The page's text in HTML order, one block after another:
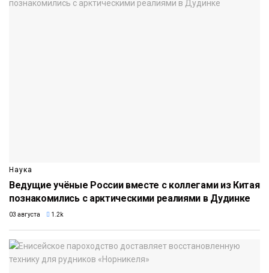
Наука
Ведущие учёные России вместе с коллегами из Китая
познакомились с арктическими реалиями в Дудинке
03 августа 1.2k